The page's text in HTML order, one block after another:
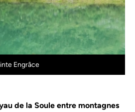
Engrâce
de la Soule entre montagnes